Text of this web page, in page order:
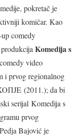
pokretač je
komičar. Kao
comedy
Komedija s
video
i prvog regionalnog
(2011.); da bi
serijal Komedija s
prvog
Bajović je